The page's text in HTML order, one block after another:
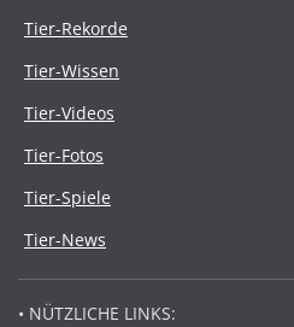
Tier-Rekorde
Tier-Wissen
Tier-Videos
Tier-Fotos
Tier-Spiele
Tier-News
• NÜTZLICHE LINKS: